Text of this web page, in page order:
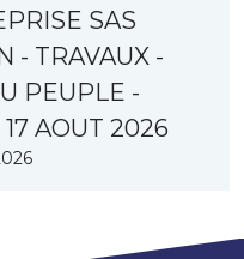
SAS
- TRAVAUX -
PEUPLE -
AOUT 2026